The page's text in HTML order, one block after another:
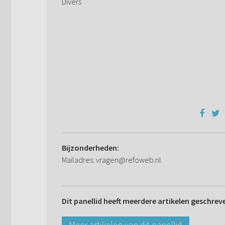
Bijzonderheden:
Mailadres: vragen@refoweb.nl
Dit panellid heeft meerdere artikelen